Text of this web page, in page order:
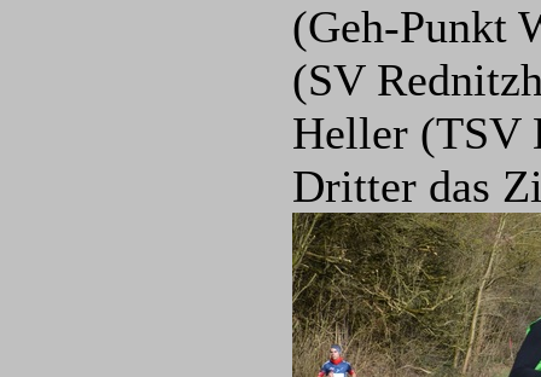
(Geh-Punkt
(SV
Heller (TSV
Dritter das